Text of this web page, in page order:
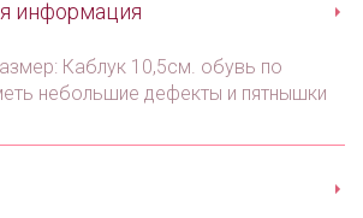
информация
Каблук 10,5см. обувь по
небольшие дефекты и пятнышки